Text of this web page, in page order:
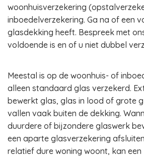
woonhuisverzekering
inboedelverzekering. Ga na of een
glasdekking heeft. Bespreek met
voldoende is en of u niet dubbel
Meestal is op de woonhuis- of
alleen standaard glas verzekerd.
bewerkt glas, glas in lood of grote
vallen vaak buiten de dekking.
duurdere of bijzondere glaswerk
een aparte glasverzekering
relatief dure woning woont, kan een